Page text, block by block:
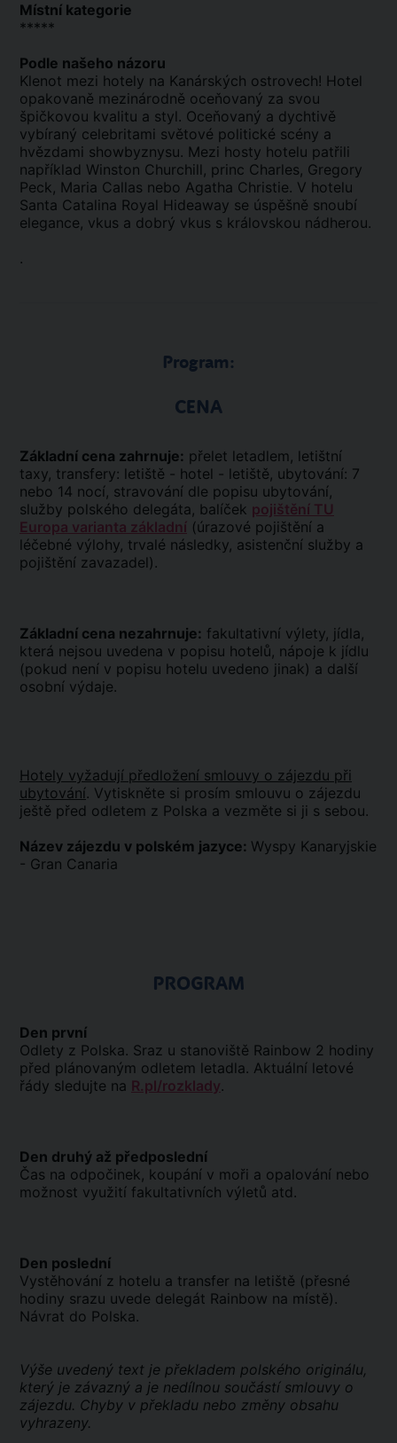
Místní kategorie
*****
Podle našeho názoru
Klenot mezi hotely na Kanárských ostrovech! Hotel
opakovaně mezinárodně oceňovaný za svou
špičkovou kvalitu a styl. Oceňovaný a dychtivě
vybíraný celebritami světové politické scény a
hvězdami showbyznysu. Mezi hosty hotelu patřili
například Winston Churchill, princ Charles, Gregory
Peck, Maria Callas nebo Agatha Christie. V hotelu
Santa Catalina Royal Hideaway se úspěšně snoubí
elegance, vkus a dobrý vkus s královskou nádherou.
.
Program:
CENA
Základní cena zahrnuje: přelet letadlem, letištní
taxy, transfery: letiště - hotel - letiště, ubytování: 7
nebo 14 nocí, stravování dle popisu ubytování,
služby polského delegáta, balíček pojištění TU
Europa varianta základní (úrazové pojištění a
léčebné výlohy, trvalé následky, asistenční služby a
pojištění zavazadel).
Základní cena nezahrnuje: fakultativní výlety, jídla,
která nejsou uvedena v popisu hotelů, nápoje k jídlu
(pokud není v popisu hotelu uvedeno jinak) a další
osobní výdaje.
Hotely vyžadují předložení smlouvy o zájezdu při
ubytování. Vytiskněte si prosím smlouvu o zájezdu
ještě před odletem z Polska a vezměte si ji s sebou.
Název zájezdu v polském jazyce: Wyspy Kanaryjskie
- Gran Canaria
PROGRAM
Den první
Odlety z Polska. Sraz u stanoviště Rainbow 2 hodiny
před plánovaným odletem letadla. Aktuální letové
řády sledujte na R.pl/rozklady.
Den druhý až předposlední
Čas na odpočinek, koupání v moři a opalování nebo
možnost využití fakultativních výletů atd.
Den poslední
Vystěhování z hotelu a transfer na letiště (přesné
hodiny srazu uvede delegát Rainbow na místě).
Návrat do Polska.
Výše uvedený text je překladem polského originálu,
který je závazný a je nedílnou součástí smlouvy o
zájezdu. Chyby v překladu nebo změny obsahu
vyhrazeny.